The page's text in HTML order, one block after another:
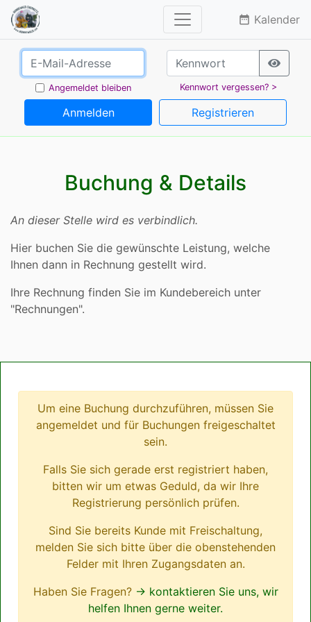
date_range Kalender
Angemeldet bleiben Kennwort vergessen? >
Anmelden Registrieren
Buchung & Details
An dieser Stelle wird es verbindlich.
Hier buchen Sie die gewünschte Leistung, welche
Ihnen dann in Rechnung gestellt wird.
Ihre Rechnung finden Sie im Kundebereich unter
"Rechnungen".
Um eine Buchung durchzuführen, müssen Sie
angemeldet und für Buchungen freigeschaltet
sein.
Falls Sie sich gerade erst registriert haben,
bitten wir um etwas Geduld, da wir Ihre
Registrierung persönlich prüfen.
Sind Sie bereits Kunde mit Freischaltung,
melden Sie sich bitte über die obenstehenden
Felder mit Ihren Zugangsdaten an.
Haben Sie Fragen? → kontaktieren Sie uns, wir
helfen Ihnen gerne weiter.